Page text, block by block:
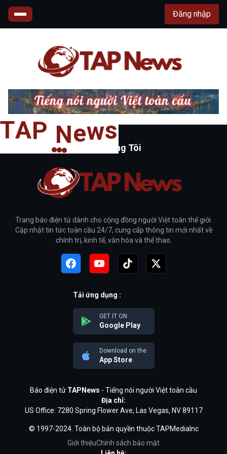
Đăng nhập
TAP News
Về Chúng Tôi
Trang báo điện tử dành cho cộng đồng người Việt toàn thế giới.
Cập nhật tin tức toàn cầu 24/7, cung cấp thông tin mới nhất về
chính trị, kinh tế, văn hóa và thể thao.
Tải ứng dụng :
GET IT ON
Google Play
Download on the
App Store
Báo điện tử TAPNews - Tiếng nói người Việt toàn cầu
Địa chỉ:
US Office: 7280 Spring Flower Ave, Las Vegas, NV 89117
© 1997-2024. Toàn bộ bản quyền thuộc TAPMediaInc
Giới thiệuChính sách bảo mật